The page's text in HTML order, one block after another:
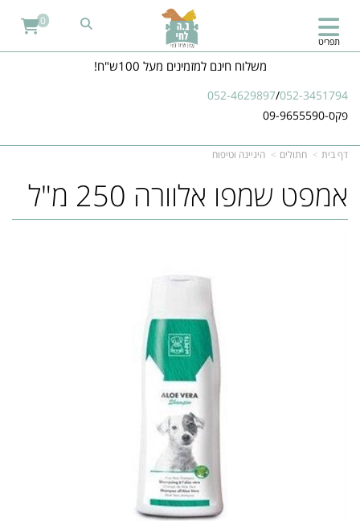
משלוח חינם למזמינים מעל 100ש"ח!
052-4629897/052-3451794
פקס-09-9655590
תפריט
0
דף בית חתולים היגיינה וטיפוח
אמפט שמפו אלוורה 250 מ"ל